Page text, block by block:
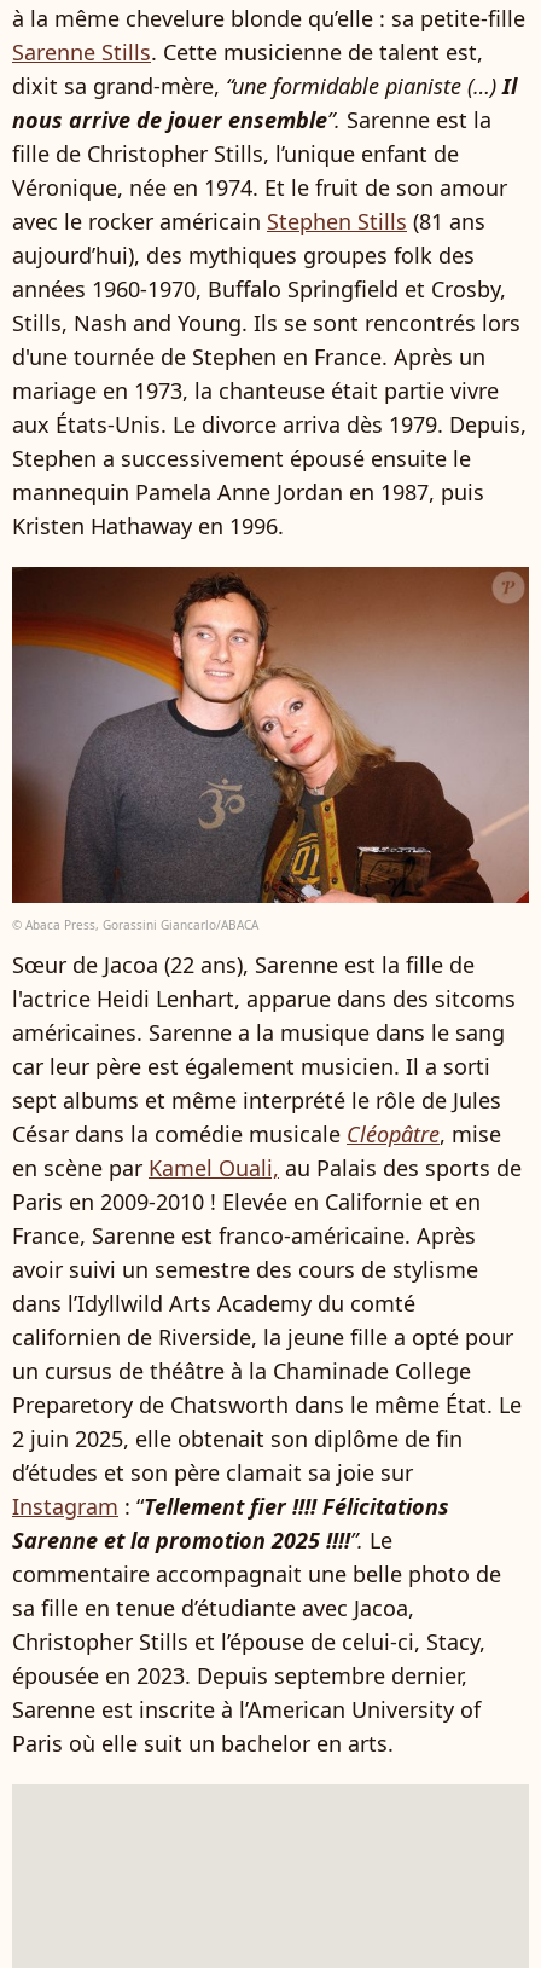
à la même chevelure blonde qu’elle : sa petite-fille
Sarenne Stills. Cette musicienne de talent est,
dixit sa grand-mère, “une formidable pianiste (…)Il
nous arrive de jouer ensemble”. Sarenne est la
fille de Christopher Stills, l’unique enfant de
Véronique, née en 1974. Et le fruit de son amour
avec le rocker américain Stephen Stills (81 ans
aujourd’hui), des mythiques groupes folk des
années 1960-1970, Buffalo Springfield et Crosby,
Stills, Nash and Young. Ils se sont rencontrés lors
d'une tournée de Stephen en France. Après un
mariage en 1973, la chanteuse était partie vivre
aux États-Unis. Le divorce arriva dès 1979. Depuis,
Stephen a successivement épousé ensuite le
mannequin Pamela Anne Jordan en 1987, puis
Kristen Hathaway en 1996.
© Abaca Press, Gorassini Giancarlo/ABACA
Sœur de Jacoa (22 ans), Sarenne est la fille de
l'actrice Heidi Lenhart, apparue dans des sitcoms
américaines. Sarenne a la musique dans le sang
car leur père est également musicien. Il a sorti
sept albums et même interpr​été le rôle de Jules
César dans la comédie musicale Cléopâtre, mise
en scène par Kamel Ouali, au Palais des sports de
Paris en 2009-2010 ! Elevée en Californie et en
France, Sarenne est franco-américaine. Après
avoir ​suivi un semestre des cours de stylisme
dans l’Idyllwild Arts Academy du comté
californien de Riverside, la jeune fille a opté pour
un cursus de théâtre à la Chaminade College
Preparetory de Chatsworth dans le même État. Le
2 juin 2025, elle obtenait son diplôme de fin
d’études et son père clamait sa joie sur
Instagram : “Tellement fier !!!! Félicitations
Sarenne et la promotion 2025 !!!!”. Le
commentaire accompagnait une belle photo de
sa fille en tenue d’étudiante avec Jacoa,
Christopher Stills et l’épouse de celui-ci, Stacy,
épousée en 2023. Depuis septembre dernier,
Sarenne est inscrite à l’American University of
Paris où elle suit un bachelor en arts.